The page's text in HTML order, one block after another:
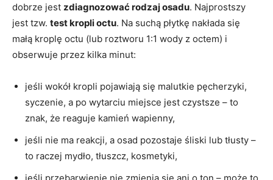
dobrze jest zdiagnozować rodzaj osadu. Najprostszy
jest tzw. test kropli octu. Na suchą płytkę nakłada się
małą kroplę octu (lub roztworu 1:1 wody z octem) i
obserwuje przez kilka minut:
jeśli wokół kropli pojawiają się malutkie pęcherzyki,
syczenie, a po wytarciu miejsce jest czystsze – to
znak, że reaguje kamień wapienny,
jeśli nie ma reakcji, a osad pozostaje śliski lub tłusty –
to raczej mydło, tłuszcz, kosmetyki,